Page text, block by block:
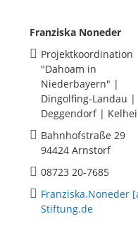
Franziska Noneder
Projektkoordination
"Dahoam in
Niederbayern" |
Dingolfing-Landau |
Deggendorf |
Bahnhofstraße 29
94424 Arnstorf
08723 20-7685
Franziska.Noneder
Stiftung.de